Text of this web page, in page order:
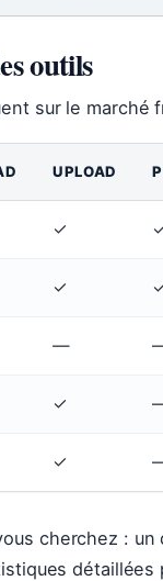
outils
sur le
UPLOAD
✓
✓
—
✓
✓
cherchez :